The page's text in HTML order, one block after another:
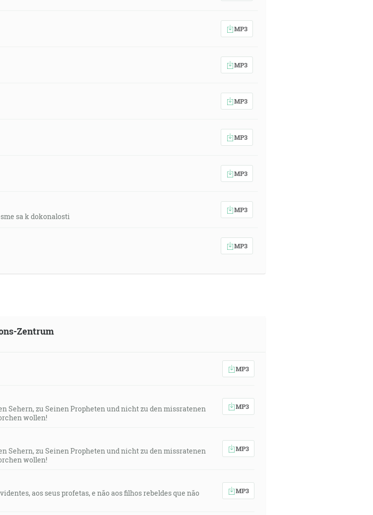
MP3
MP3
MP3
MP3
MP3
sa k dokonalosti
MP3
MP3
Zentrum
MP3
Sehern, zu Seinen Propheten und nicht zu den missratenen
wollen!
MP3
Sehern, zu Seinen Propheten und nicht zu den missratenen
wollen!
MP3
aos seus profetas, e não aos filhos rebeldes que não
MP3